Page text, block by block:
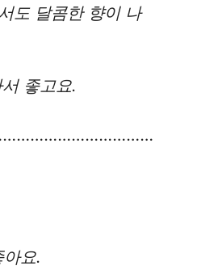
도 달콤한 향이 나
좋고요.
요.